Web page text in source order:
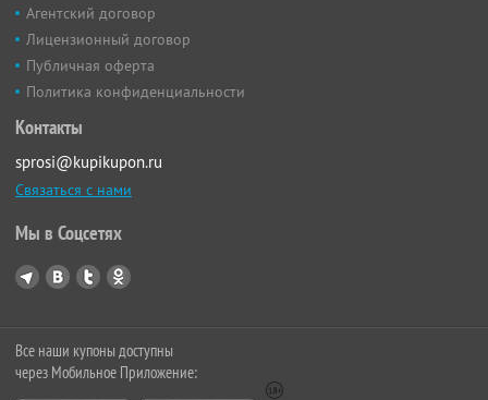
Агентский договор
Лицензионный договор
Публичная оферта
Политика конфиденциальности
Контакты
sprosi@kupikupon.ru
Связаться с нами
Мы в Соцсетях
Все наши купоны доступны
через Мобильное Приложение: